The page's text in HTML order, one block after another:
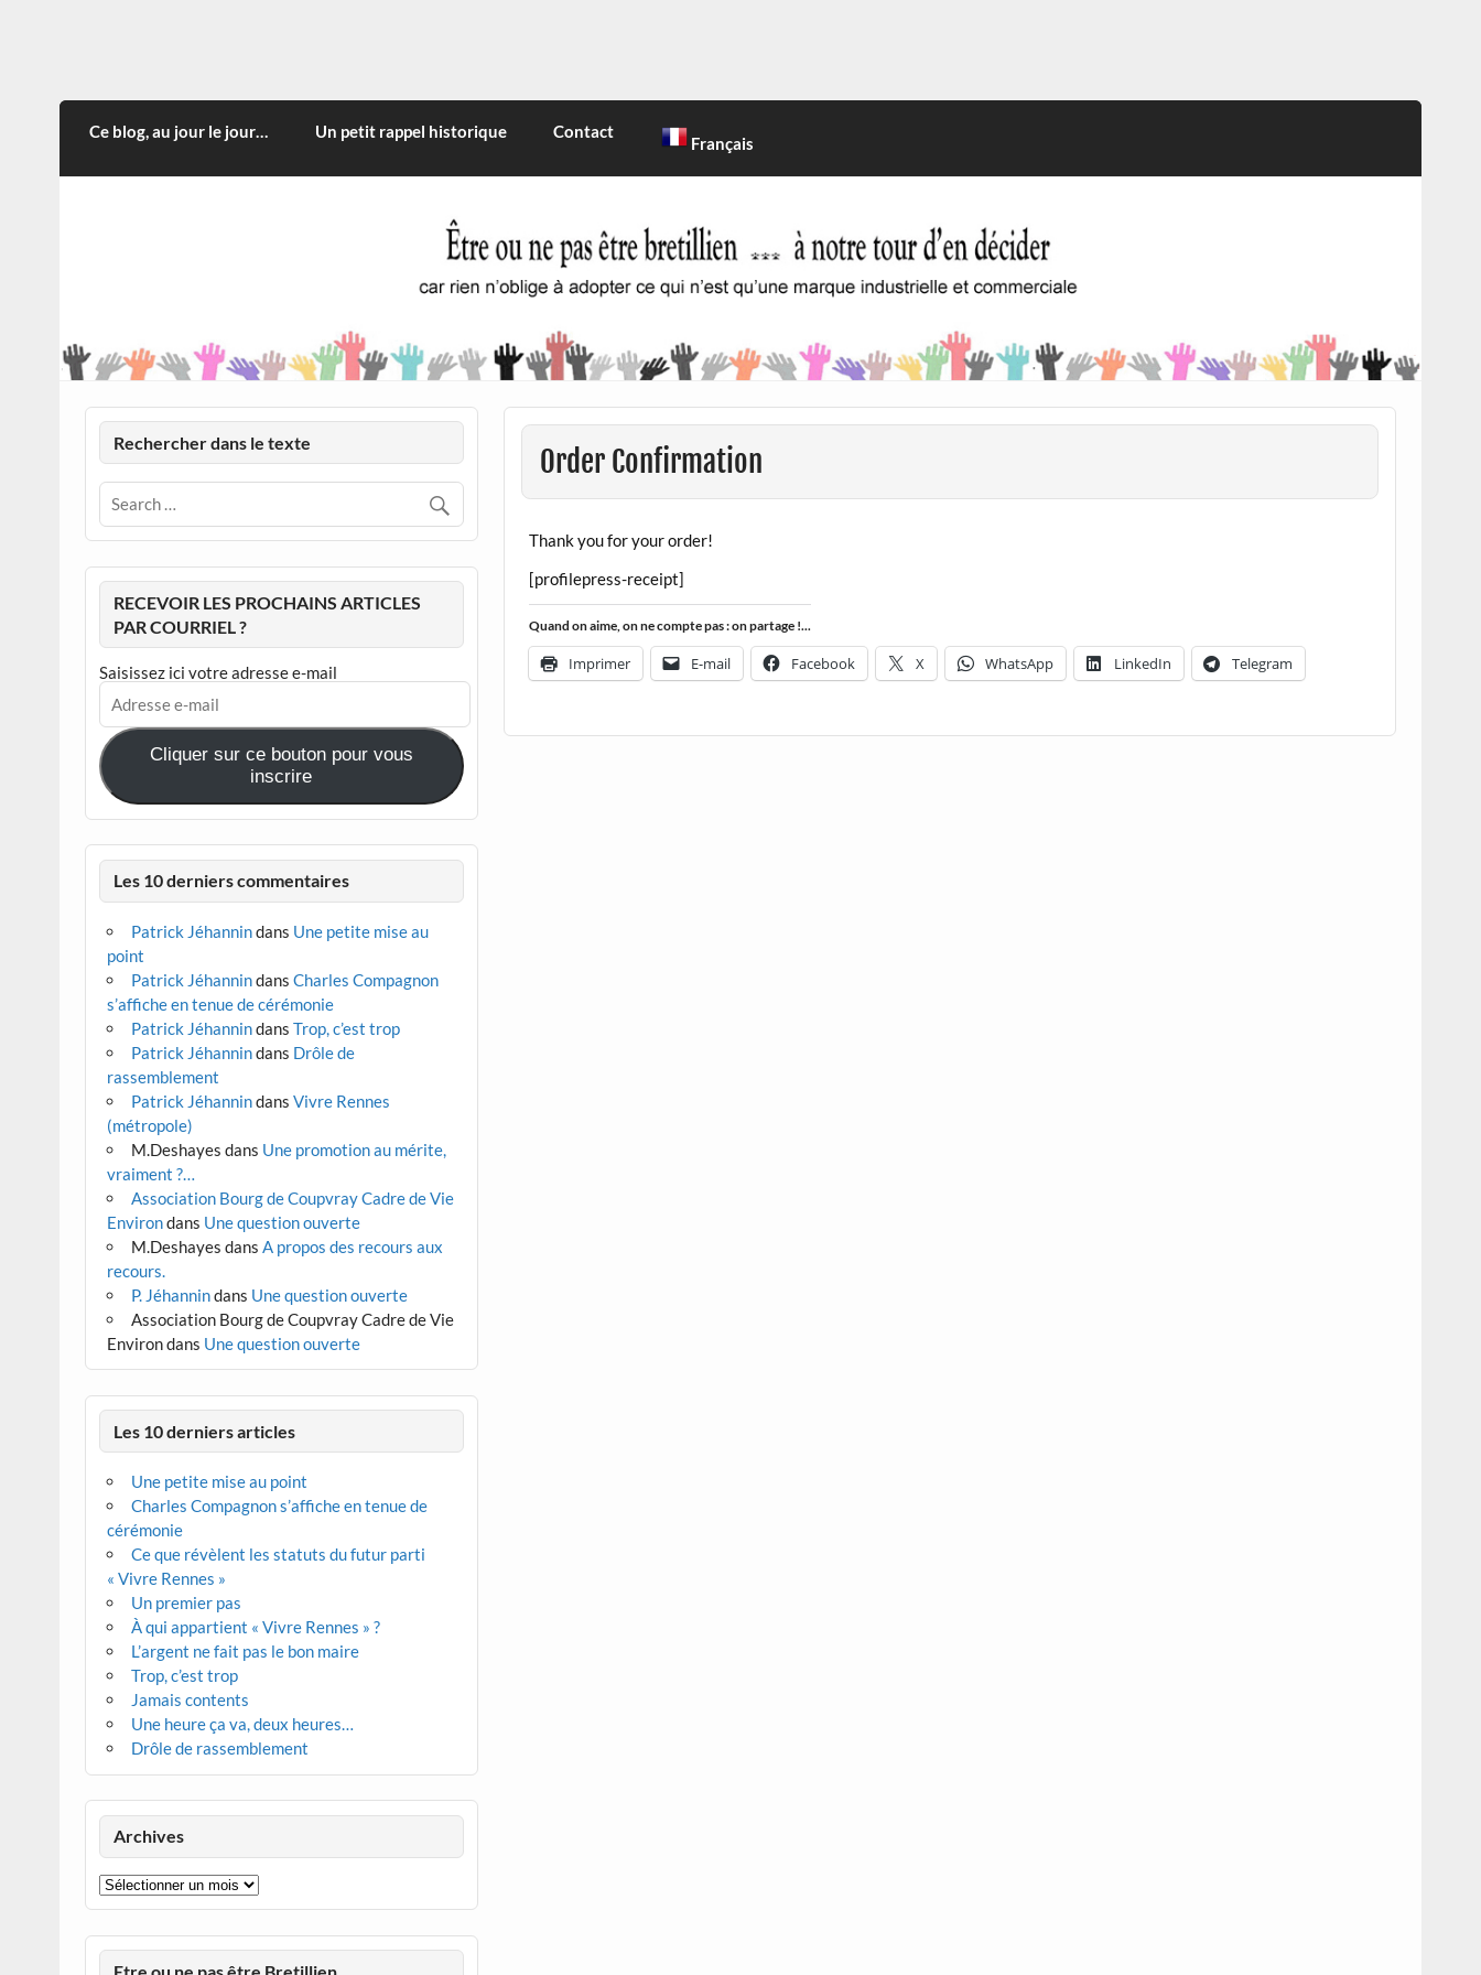
CITOYEN D'ILLE-ET-VILAINE
Ce blog, au jour le jour… Un petit rappel historique Contact
Français
Order Confirmation
Thank you for your order!
[profilepress-receipt]
Quand on aime, on ne compte pas : on partage !...
Imprimer E-mail Facebook X WhatsApp LinkedIn Telegram
Rechercher dans le texte
RECEVOIR LES PROCHAINS ARTICLES
PAR COURRIEL ?
Saisissez ici votre adresse e-mail
Adresse
e-
mail
Cliquer sur ce bouton pour vous
inscrire
Les 10 derniers commentaires
Patrick Jéhannindans Une petite mise au
point
Patrick Jéhannindans Charles Compagnon
s’affiche en tenue de cérémonie
Patrick Jéhannindans Trop, c’est trop
Patrick Jéhannindans Drôle de
rassemblement
Patrick Jéhannindans Vivre Rennes
(métropole)
M.Deshayes dans Une promotion au mérite,
vraiment ?…
Association Bourg de Coupvray Cadre de Vie
Environdans Une question ouverte
M.Deshayes dans A propos des recours aux
recours.
P. Jéhannindans Une question ouverte
Association Bourg de Coupvray Cadre de Vie
Environdans Une question ouverte
Les 10 derniers articles
Une petite mise au point
Charles Compagnon s’affiche en tenue de
cérémonie
Ce que révèlent les statuts du futur parti
« Vivre Rennes »
Un premier pas
À qui appartient « Vivre Rennes » ?
L’argent ne fait pas le bon maire
Trop, c’est trop
Jamais contents
Une heure ça va, deux heures…
Drôle de rassemblement
Archives
Archives
Etre ou ne pas être Bretillien